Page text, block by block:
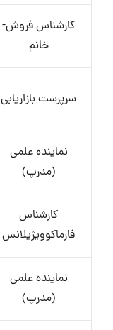
کارشناس فروش-
خانم
سرپرست بازاریابی
نماینده علمی
(مدرپ)
کارشناس
فارماکوویژیلانس
نماینده علمی
(مدرپ)